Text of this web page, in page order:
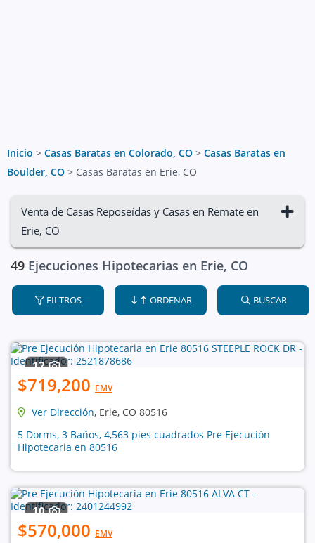
Inicio > Casas Baratas en Colorado, CO > Casas Baratas en
Boulder, CO > Casas Baratas en Erie, CO
Venta de Casas Reposeídas y Casas en Remate en
Erie, CO
49 Ejecuciones Hipotecarias en Erie, CO
FILTROS ORDENAR BUSCAR
12
$719,200 EMV
Ver Dirección, Erie, CO 80516
5 Dorms, 3 Baños, 4,563 pies cuadrados Pre Ejecución
Hipotecaria en 80516
10
$570,000 EMV